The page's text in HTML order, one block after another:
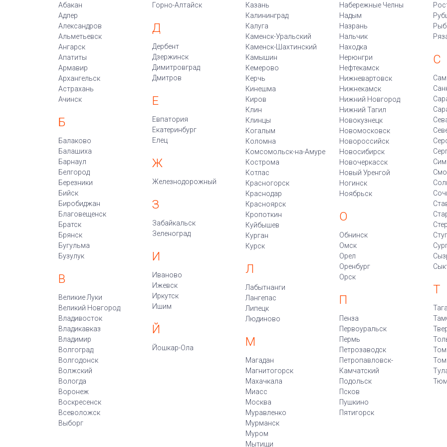
Абакан
Адлер
Александров
Альметьевск
Ангарск
Апатиты
Армавир
Архангельск
Астрахань
Ачинск
Б
Балаково
Балашиха
Барнаул
Белгород
Березники
Бийск
Биробиджан
Благовещенск
Братск
Брянск
Бугульма
Бузулук
В
Великие Луки
Великий Новгород
Владивосток
Владикавказ
Владимир
Волгоград
Волгодонск
Волжский
Вологда
Воронеж
Воскресенск
Всеволожск
Выборг
Горно-Алтайск
Д
Дербент
Дзержинск
Димитровград
Дмитров
Е
Евпатория
Екатеринбург
Елец
Ж
Железнодорожный
З
Забайкальск
Зеленоград
И
Иваново
Ижевск
Иркутск
Ишим
Й
Йошкар-Ола
Казань
Калининград
Калуга
Каменск-Уральский
Каменск-Шахтинский
Камышин
Кемерово
Керчь
Кинешма
Киров
Клин
Клинцы
Когалым
Коломна
Комсомольск-на-Амуре
Кострома
Котлас
Красногорск
Краснодар
Красноярск
Кропоткин
Куйбышев
Курган
Курск
Л
Лабытнанги
Лангепас
Липецк
Людиново
М
Магадан
Магнитогорск
Махачкала
Миасс
Москва
Муравленко
Мурманск
Муром
Мытищи
Набережные Челны
Надым
Назрань
Нальчик
Находка
Нерюнгри
Нефтекамск
Нижневартовск
Нижнекамск
Нижний Новгород
Нижний Тагил
Новокузнецк
Новомосковск
Новороссийск
Новосибирск
Новочеркасск
Новый Уренгой
Ногинск
Ноябрьск
О
Обнинск
Омск
Орел
Оренбург
Орск
П
Пенза
Первоуральск
Пермь
Петрозаводск
Петропавловск-
Камчатский
Подольск
Псков
Пушкино
Пятигорск
С
Т